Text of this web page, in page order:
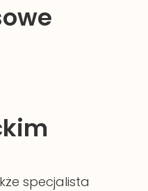
specjalista